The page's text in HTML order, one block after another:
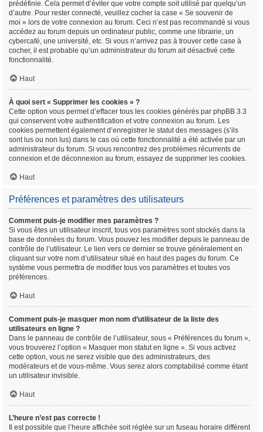
prédéfinie. Cela permet d’éviter que votre compte soit utilisé par quelqu’un
d’autre. Pour rester connecté, veuillez cocher la case « Se souvenir de
moi » lors de votre connexion au forum. Ceci n’est pas recommandé si vous
accédez au forum depuis un ordinateur public, comme une librairie, un
cybercafé, une université, etc. Si vous n’arrivez pas à trouver cette case à
cocher, il est probable qu’un administrateur du forum ait désactivé cette
fonctionnalité.
Haut
À quoi sert « Supprimer les cookies » ?
Cette option vous permet d’effacer tous les cookies générés par phpBB 3.3
qui conservent votre authentification et votre connexion au forum. Les
cookies permettent également d’enregistrer le statut des messages (s’ils
sont lus ou non lus) dans le cas où cette fonctionnalité a été activée par un
administrateur du forum. Si vous rencontrez des problèmes récurrents de
connexion et de déconnexion au forum, essayez de supprimer les cookies.
Haut
Préférences et paramètres des utilisateurs
Comment puis-je modifier mes paramètres ?
Si vous êtes un utilisateur inscrit, tous vos paramètres sont stockés dans la
base de données du forum. Vous pouvez les modifier depuis le panneau de
contrôle de l’utilisateur. Le lien vers ce dernier se trouve généralement en
cliquant sur votre nom d’utilisateur situé en haut des pages du forum. Ce
système vous permettra de modifier tous vos paramètres et toutes vos
préférences.
Haut
Comment puis-je masquer mon nom d’utilisateur de la liste des
utilisateurs en ligne ?
Dans le panneau de contrôle de l’utilisateur, sous « Préférences du forum »,
vous trouverez l’option « Masquer mon statut en ligne ». Si vous activez
cette option, vous ne serez visible que des administrateurs, des
modérateurs et de vous-même. Vous serez alors comptabilisé comme étant
un utilisateur invisible.
Haut
L’heure n’est pas correcte !
Il est possible que l’heure affichée soit réglée sur un fuseau horaire différent